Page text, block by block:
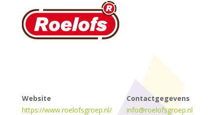
Website
https://www.roelofsgroep.nl/
Contactgegevens
info@roelofsgroep.nl